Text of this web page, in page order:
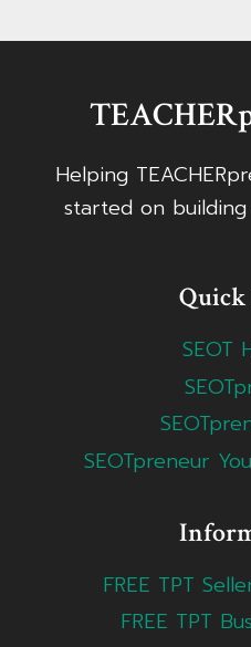
Helping
started on
SEOT
SEOTpreneur
FREE TPT
FREE TPT